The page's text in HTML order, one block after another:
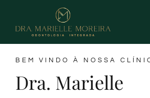
conteúdo
HOME
BEM VINDO À NOSSA
Dra. Marielle